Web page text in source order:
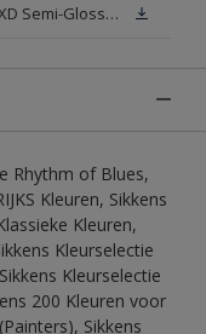
Veiligheidsinformatieblad Rubbol XD Semi-Gloss N00 (MSDS)
Rhythm of Blues,
Kleuren, Sikkens
Kleuren,
Kleurselectie
Kleurselectie
200 Kleuren voor
Sikkens